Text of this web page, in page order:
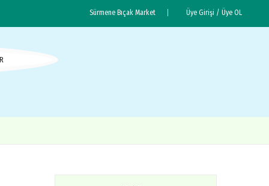
Üye Girişi / Üye OL
Sürmene Bıçak Market